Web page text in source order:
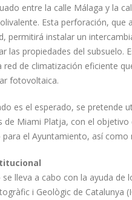
entre la calle Málaga y la
Esta perforación, que
permitirá instalar un
las propiedades del subsuelo.
red de climatización eficiente
fotovoltaica.
es el esperado, se pretende
de Miami Platja, con el
el Ayuntamiento, así
se lleva a cabo con la ayuda
i Geològic de Catalunya